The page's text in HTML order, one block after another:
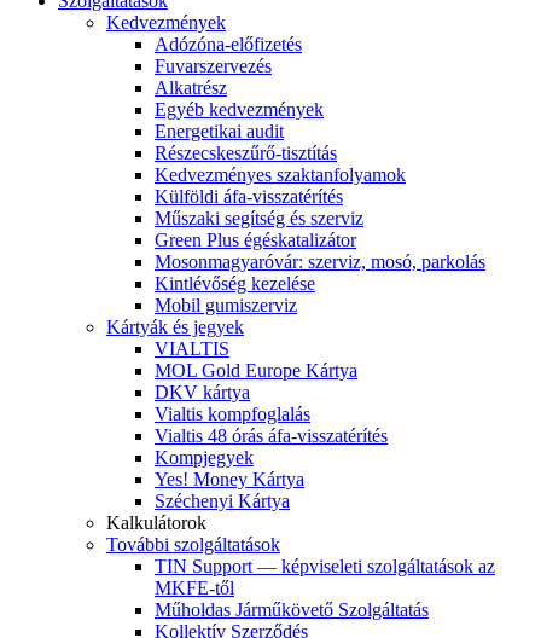
Kedvezmények
Adózóna-előfizetés
Fuvarszervezés
Alkatrész
Egyéb kedvezmények
Energetikai audit
Részecskeszűrő-tisztítás
Kedvezményes szaktanfolyamok
Külföldi áfa-visszatérítés
Műszaki segítség és szerviz
Green Plus égéskatalizátor
Mosonmagyaróvár: szerviz, mosó, parkolás
Kintlévőség kezelése
Mobil gumiszerviz
Kártyák és jegyek
VIALTIS
MOL Gold Europe Kártya
DKV kártya
Vialtis kompfoglalás
Vialtis 48 órás áfa-visszatérítés
Kompjegyek
Yes! Money Kártya
Széchenyi Kártya
Kalkulátorok
További szolgáltatások
TIN Support — képviseleti szolgáltatások az
MKFE-től
Műholdas Járműkövető Szolgáltatás
Kollektív Szerződés